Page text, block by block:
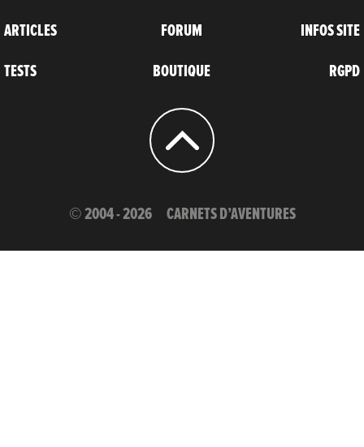
ARTICLES
TESTS
FORUM
BOUTIQUE
INFOS SITE
RGPD
© 2004 - 2026 CARNETS D’AVENTURES